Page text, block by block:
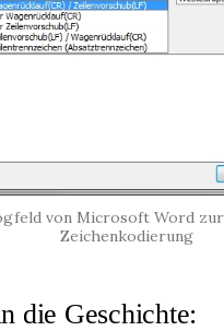
von Microsoft Word
Zeichenkodierung
die Geschichte: